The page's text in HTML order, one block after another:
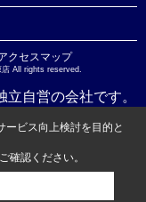
アクセスマップ
All rights reserved.
自営の会社です。
ービス向上検討を目的と
確認ください。